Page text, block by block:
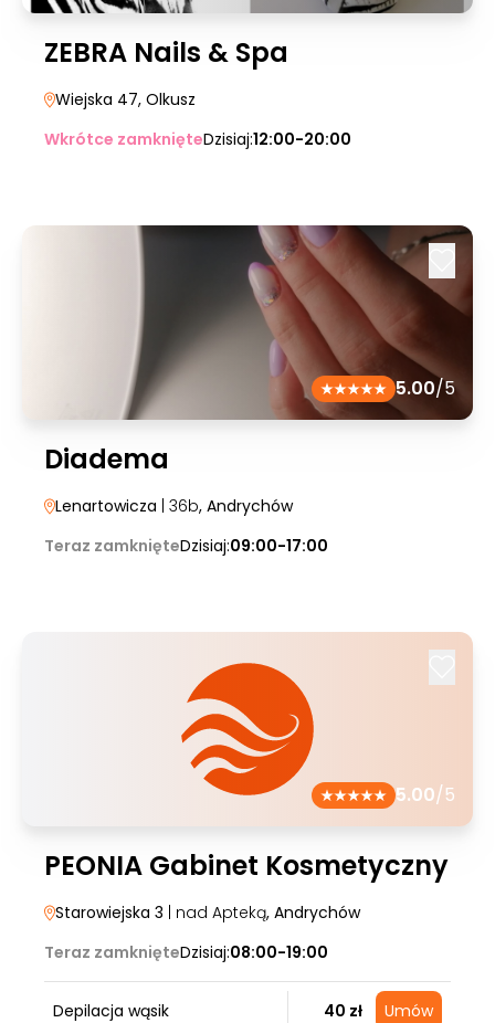
ZEBRA Nails & Spa
Wiejska 47, Olkusz
Wkrótce zamknięteDzisiaj:12:00-20:00
5.00/5
Diadema
Lenartowicza | 36b, Andrychów
Teraz zamknięteDzisiaj:09:00-17:00
5.00/5
PEONIA Gabinet Kosmetyczny
Starowiejska 3 | nad Apteką, Andrychów
Teraz zamknięteDzisiaj:08:00-19:00
Depilacja wąsik 40 zł Umów